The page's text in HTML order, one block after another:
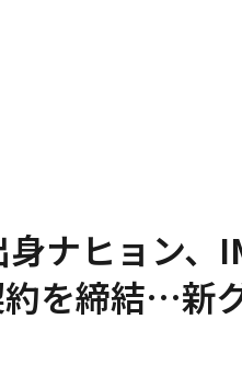
ナヒョン、
を締結…新